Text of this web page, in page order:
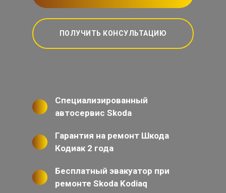
ПОЛУЧИТЬ КОНСУЛЬТАЦИЮ
Специализированный
автосервис Skoda
Гарантия на ремонт Шкода
Кодиак 2 года
Бесплатный эвакуатор при
ремонте Skoda Kodiaq